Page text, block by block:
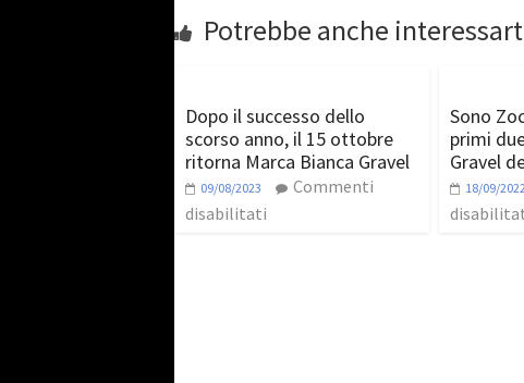
Potrebbe anche
Dopo il successo dello
scorso anno, il 15 ottobre
ritorna Marca Bianca Gravel
09/08/2023
Commenti
disabilitati
Sono
primi
Gravel
18/09/